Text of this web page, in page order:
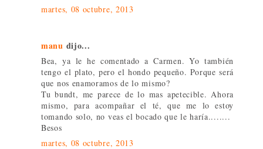
martes, 08 octubre, 2013
manu dijo...
Bea, ya le he comentado a Carmen. Yo también
tengo el plato, pero el hondo pequeño. Porque será
que nos enamoramos de lo mismo?
Tu bundt, me parece de lo mas apetecible. Ahora
mismo, para acompañar el té, que me lo estoy
tomando solo, no veas el bocado que le haría........
Besos
martes, 08 octubre, 2013